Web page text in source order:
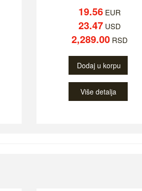
19.56EUR
23.47USD
2,289.00RSD
Dodaj u korpu
Više detalja